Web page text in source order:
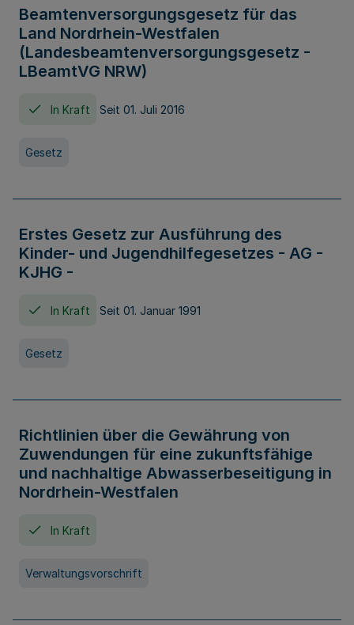
Beamtenversorgungsgesetz für das
Land Nordrhein-Westfalen
(Landesbeamtenversorgungsgesetz -
LBeamtVG NRW)
In Kraft Seit 01. Juli 2016
Gesetz
Erstes Gesetz zur Ausführung des
Kinder- und Jugendhilfegesetzes - AG -
KJHG -
In Kraft Seit 01. Januar 1991
Gesetz
Richtlinien über die Gewährung von
Zuwendungen für eine zukunftsfähige
und nachhaltige Abwasserbeseitigung in
Nordrhein-Westfalen
In Kraft
Verwaltungsvorschrift